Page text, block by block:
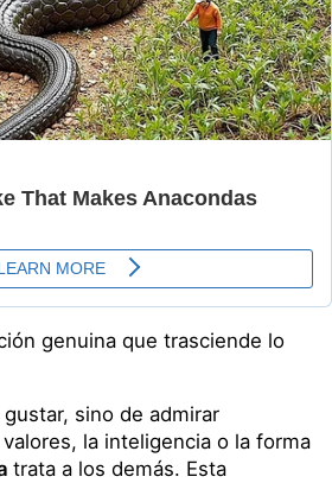
genuina que trasciende lo
sino de admirar
la inteligencia o la forma
trata a los demás. Esta